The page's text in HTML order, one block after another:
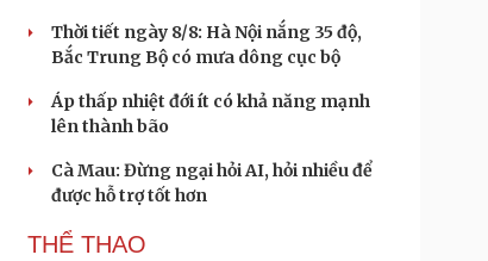
Thời tiết ngày 8/8: Hà Nội nắng 35 độ,
Bắc Trung Bộ có mưa dông cục bộ
Áp thấp nhiệt đới ít có khả năng mạnh
lên thành bão
Cà Mau: Đừng ngại hỏi AI, hỏi nhiều để
được hỗ trợ tốt hơn
THỂ THAO